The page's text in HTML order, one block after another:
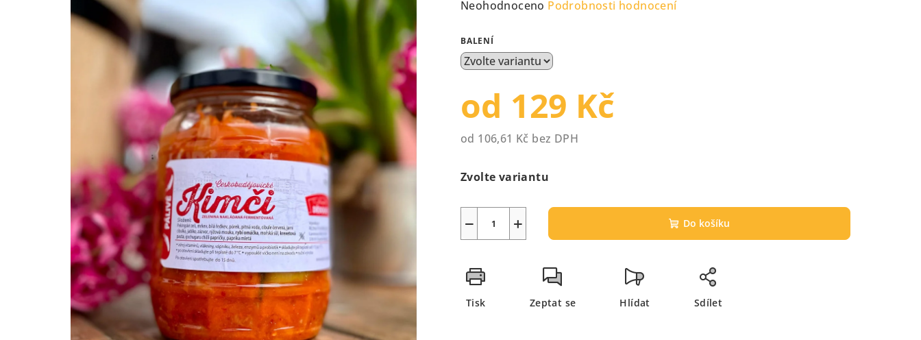
Průměrné
produktu
je
0,0
5
hvězdiček.
Neohodnoceno Podrobnosti hodnocení
BALENÍ
od 129 Kč
od 106,61 Kč bez DPH
cena:
Zvolte variantu
+
− Do košíku
Tisk Zeptat se Hlídat Sdílet